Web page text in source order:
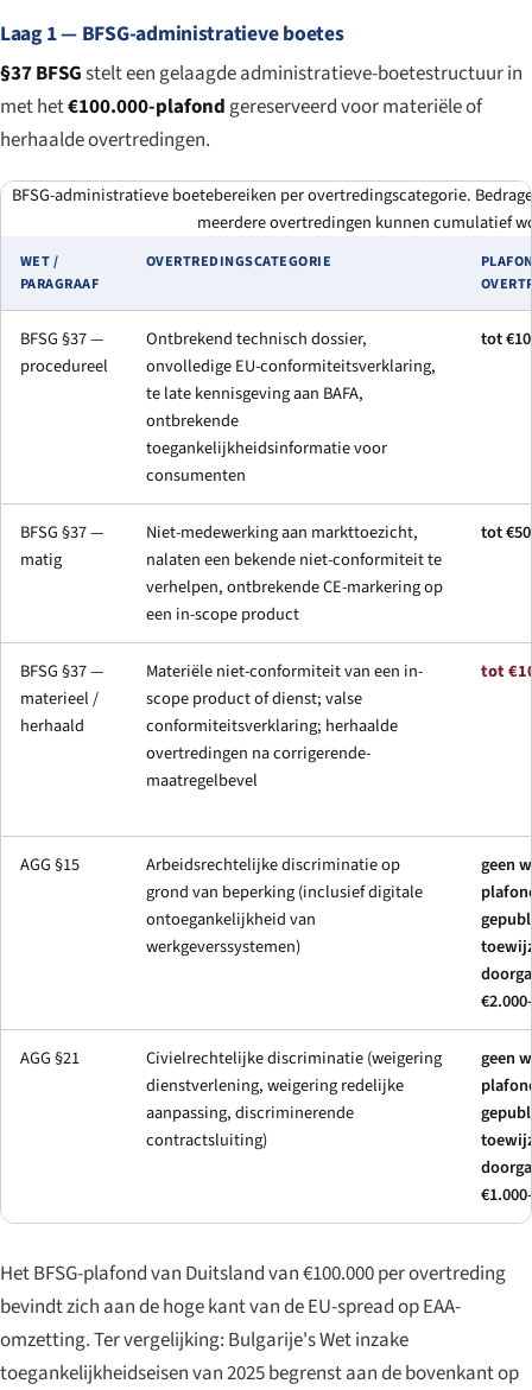
Laag 1 — BFSG-administratieve boetes
§37 BFSGstelt een gelaagde administratieve-boetestructuur in
met het€100.000-plafond gereserveerd voor materiële of
herhaalde overtredingen.
BFSG-administratieve boetebereiken per overtredingscategorie.
meerdere overtredingen kunnen cumulatief
WET /
PARAGRAAF
OVERTREDINGSCATEGORIE
BFSG §37 —
procedureel
Ontbrekend technisch dossier,
onvolledige EU-conformiteitsverklaring,
te late kennisgeving aan BAFA,
ontbrekende
toegankelijkheidsinformatie voor
consumenten
tot
BFSG §37 —
matig
Niet-medewerking aan markttoezicht,
nalaten een bekende niet-conformiteit te
verhelpen, ontbrekende CE-markering op
een in-scope product
tot
BFSG §37 —
materieel /
herhaald
Materiële niet-conformiteit van een in-
scope product of dienst; valse
conformiteitsverklaring; herhaalde
overtredingen na corrigerende-
maatregelbevel
tot
AGG §15
Arbeidsrechtelijke discriminatie op
grond van beperking (inclusief digitale
ontoegankelijkheid van
werkgeverssystemen)
geen
AGG §21
Civielrechtelijke discriminatie (weigering
dienstverlening, weigering redelijke
aanpassing, discriminerende
contractsluiting)
geen
Het BFSG-plafond van Duitsland van €100.000 per overtreding
bevindt zich aan de hoge kant van de EU-spread op EAA-
omzetting. Ter vergelijking: Bulgarije's Wet inzake
toegankelijkheidseisen van 2025 begrenst aan de bovenkant op